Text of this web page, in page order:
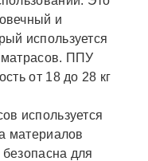
и
используется
матрасов. ППУ
от 18 до 28 кг
используется
материалов
для